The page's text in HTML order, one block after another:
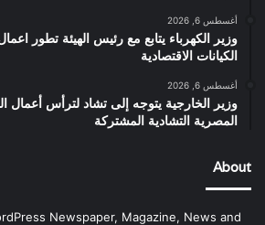
أغسطس 6, 2026
وزير الكهرباء يتابع مع رئيس الهيئة تطور
الكيانات الاقتصادية
أغسطس 6, 2026
وزير الخارجية يتوجه إلى تشاد لترأس أعمال
المصرية التشادية المشتركة
About
Newspaper, Magazine, News and